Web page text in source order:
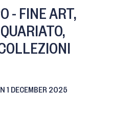
- FINE ART,
1 DECEMBER 2025